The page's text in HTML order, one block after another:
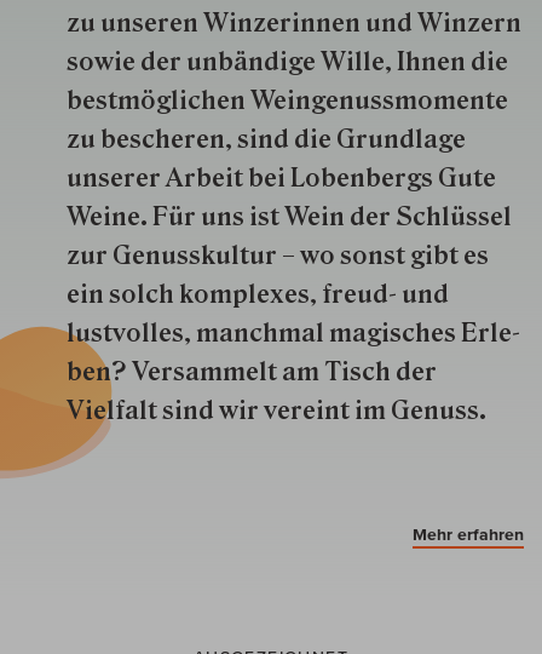
zu unseren Win­zer­innen und Win­zern
so­wie der un­bän­dige Wille, Ihnen die
best­mög­lich­en Wein­genuss­momente
zu besche­ren, sind die Grund­lage
unserer Arbeit bei Lobenbergs Gute
Weine. Für uns ist Wein der Schlüs­sel
zur Genuss­kultur – wo sonst gibt es
ein solch kom­plexes, freud- und
lustvolles, manchmal ma­gisch­es Er­le­
ben? Versammelt am Tisch der
Vielfalt sind wir ver­eint im Genuss.
Mehr erfahren